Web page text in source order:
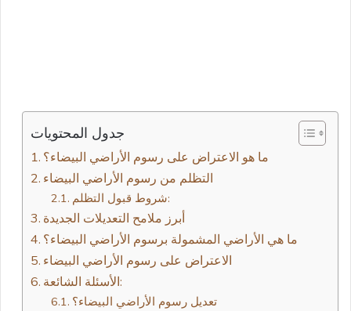
جدول المحتويات
ما هو الاعتراض على رسوم الأراضي البيضاء؟
التظلم من رسوم الأراضي البيضاء
شروط قبول التظلم:
أبرز ملامح التعديلات الجديدة
ما هي الأراضي المشمولة برسوم الأراضي البيضاء؟
الاعتراض على رسوم الأراضي البيضاء
الأسئلة الشائعة:
تعديل رسوم الأراضي البيضاء؟